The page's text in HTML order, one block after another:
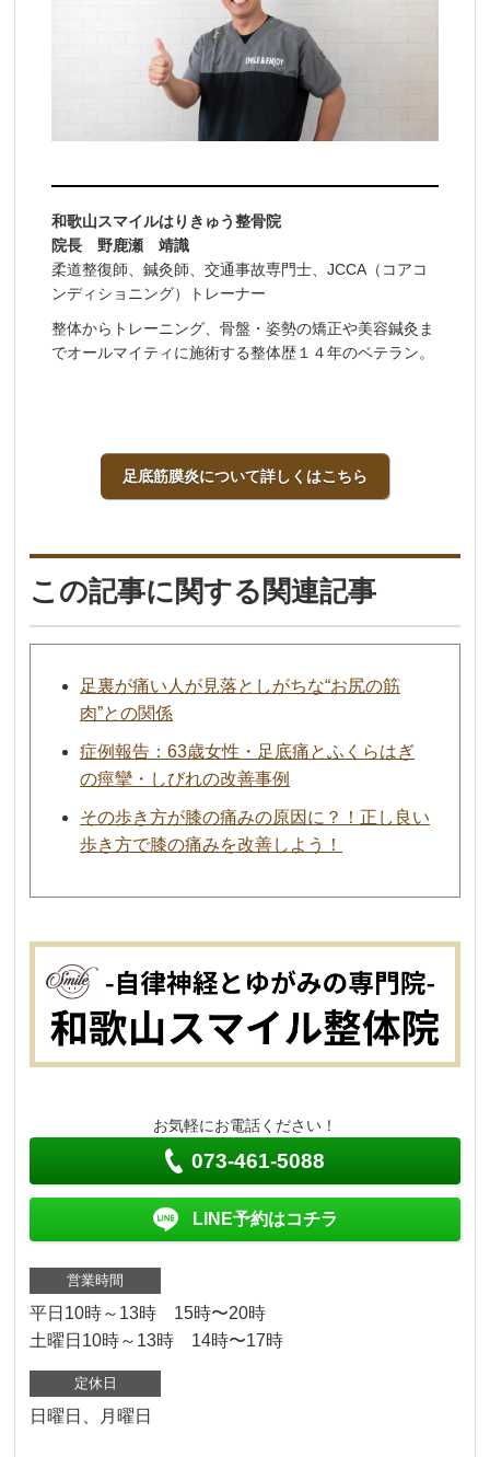
和歌山スマイルはりきゅう整骨院
院長 野鹿瀬 靖識
柔道整復師、鍼灸師、交通事故専門士、JCCA（コアコ
ンディショニング）トレーナー
整体からトレーニング、骨盤・姿勢の矯正や美容鍼灸ま
でオールマイティに施術する整体歴１４年のベテラン。
足底筋膜炎について詳しくはこちら
この記事に関する関連記事
足裏が痛い人が見落としがちな“お尻の筋
肉”との関係
症例報告：63歳女性・足底痛とふくらはぎ
の痙攣・しびれの改善事例
その歩き方が膝の痛みの原因に？！正し良い
歩き方で膝の痛みを改善しよう！
お気軽にお電話ください！
073-461-5088
LINE予約はコチラ
営業時間
平日10時～13時 15時〜20時
土曜日10時～13時 14時〜17時
定休日
日曜日、月曜日